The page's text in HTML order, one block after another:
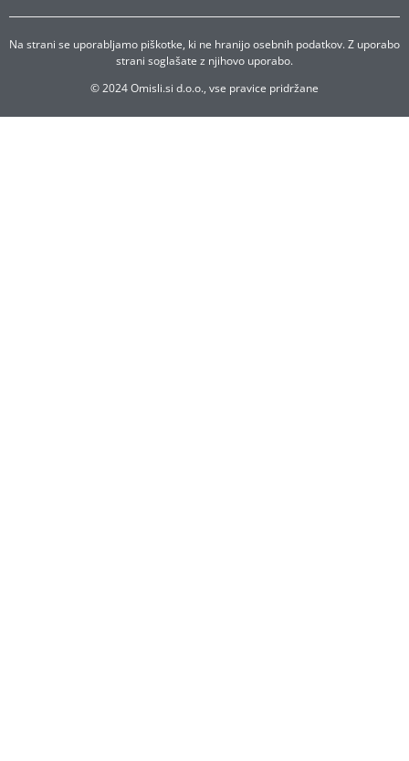
Na strani se uporabljamo piškotke, ki ne hranijo osebnih podatkov. Z uporabo
strani soglašate z njihovo uporabo.
© 2024 Omisli.si d.o.o., vse pravice pridržane